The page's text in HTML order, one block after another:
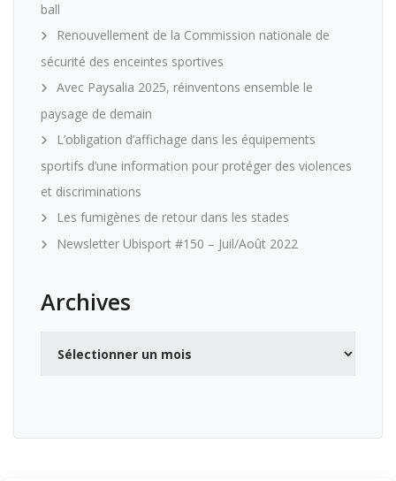
ball
Renouvellement de la Commission nationale de
sécurité des enceintes sportives
Avec Paysalia 2025, réinventons ensemble le
paysage de demain
L’obligation d’affichage dans les équipements
sportifs d’une information pour protéger des violences
et discriminations
Les fumigènes de retour dans les stades
Newsletter Ubisport #150 – Juil/Août 2022
Archives